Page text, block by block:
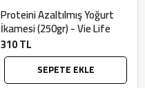
Proteini Azaltılmış Yoğurt
İkamesi (250gr) - Vie Life
310 TL
SEPETE EKLE